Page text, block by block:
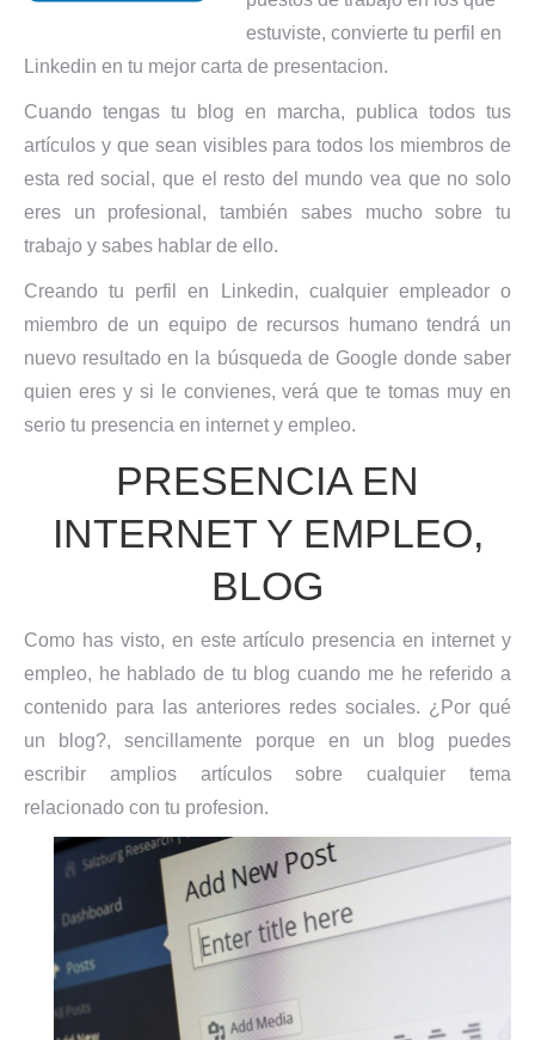
estuviste, convierte tu perfil en
Linkedin en tu mejor carta de presentacion.
Cuando tengas tu blog en marcha, publica todos tus
artículos y que sean visibles para todos los miembros de
esta red social, que el resto del mundo vea que no solo
eres un profesional, también sabes mucho sobre tu
trabajo y sabes hablar de ello.
Creando tu perfil en Linkedin, cualquier empleador o
miembro de un equipo de recursos humano tendrá un
nuevo resultado en la búsqueda de Google donde saber
quien eres y si le convienes, verá que te tomas muy en
serio tu presencia en internet y empleo.
PRESENCIA EN
INTERNET Y EMPLEO,
BLOG
Como has visto, en este artículo presencia en internet y
empleo, he hablado de tu blog cuando me he referido a
contenido para las anteriores redes sociales. ¿Por qué
un blog?, sencillamente porque en un blog puedes
escribir amplios artículos sobre cualquier tema
relacionado con tu profesion.